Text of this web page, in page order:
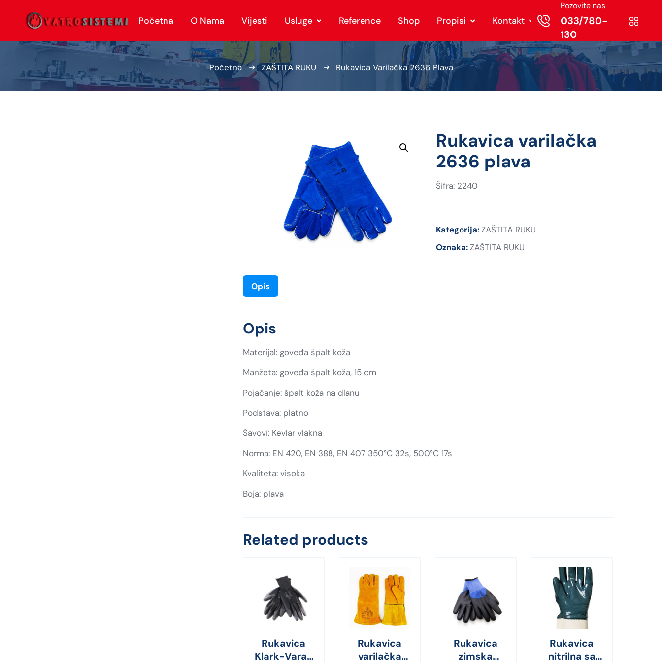
Početna O Nama Vijesti Usluge Reference Shop Propisi Kontakt
Pozovite nas
033/780-
130
Početna ZAŠTITA RUKU Rukavica Varilačka 2636 Plava
Rukavica varilačka
2636 plava
Šifra: 2240
Kategorija:ZAŠTITA RUKU
Oznaka:ZAŠTITA RUKU
Opis
Opis
Materijal: goveđa špalt koža
Manžeta: goveđa špalt koža, 15 cm
Pojačanje: špalt koža na dlanu
Podstava: platno
Šavovi: Kevlar vlakna
Norma: EN 420, EN 388, EN 407 350°C 32s, 500°C 17s
Kvaliteta: visoka
Boja: plava
Related products
Rukavica
Klark-Varas
Rukavica
varilačka
Rukavica
zimska
Rukavica
nitrilna sa